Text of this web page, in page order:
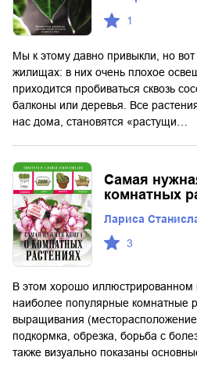
1
Мы к этому давно привыкли, но
жилищах: в них очень плохое
приходится пробиваться сквозь
балконы или деревья. Все
нас дома, становятся «растущи…
Cамая
комнатных
Лариса
3
В этом хорошо иллюстрированном
наиболее популярные комнатные
выращивания (месторасположение
подкормка, обрезка, борьба с
также визуально показаны